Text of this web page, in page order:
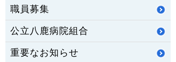
職員募集
公立八鹿病院組合
重要なお知らせ